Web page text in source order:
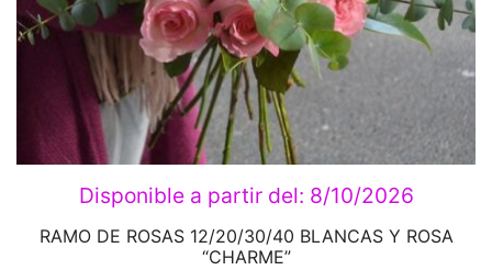
Disponible a partir del: 8/10/2026
RAMO DE ROSAS 12/20/30/40 BLANCAS Y ROSA
“CHARME”